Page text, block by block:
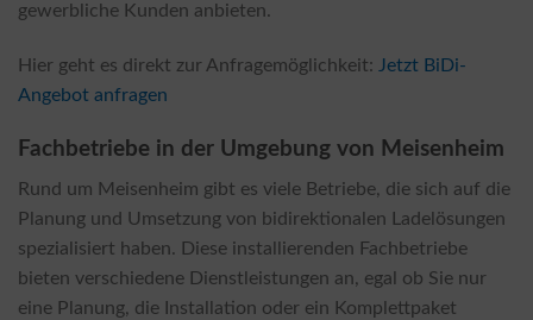
gewerbliche Kunden anbieten.
Hier geht es direkt zur Anfragemöglichkeit: Jetzt BiDi-
Angebot anfragen
Fachbetriebe in der Umgebung von Meisenheim
Rund um Meisenheim gibt es viele Betriebe, die sich auf die
Planung und Umsetzung von bidirektionalen Ladelösungen
spezialisiert haben. Diese installierenden Fachbetriebe
bieten verschiedene Dienstleistungen an, egal ob Sie nur
eine Planung, die Installation oder ein Komplettpaket